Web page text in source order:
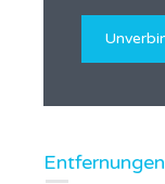
Entfernungen